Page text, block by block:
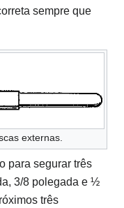
sempre que
externas.
para segurar três
3/8 polegada e ½
três